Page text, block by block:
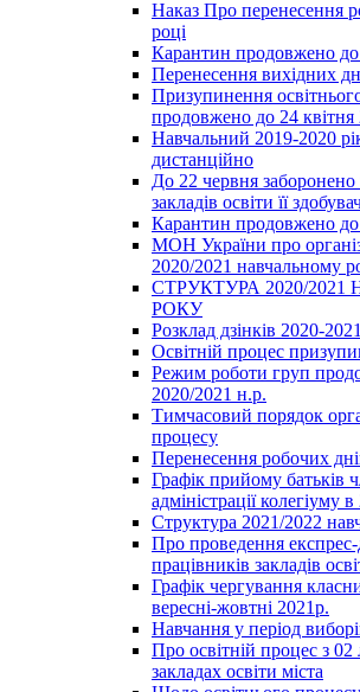
Наказ Про перенесення
році
Карантин продовжено
Перенесення вихідних
Призупинення
продовжено до 24 квітня
Навчальний 2019-2020
дистанційно
До 22 червня заборонено
закладів освіти її
Карантин продовжено
МОН України про
2020/2021 навчальному
СТРУКТУРА 2020/
РОКУ
Розклад дзінків 2020-
Освітній процес
Режим роботи груп
2020/2021 н.р.
Тимчасовий порядок
процесу
Перенесення робочих
Графік прийому батьків
адміністрації колегіуму
Структура 2021/2022
Про проведення експрес-
працівників закладів
Графік чергування
вересні-жовтні 2021р.
Навчання у період
Про освітній процес з
закладах освіти міста